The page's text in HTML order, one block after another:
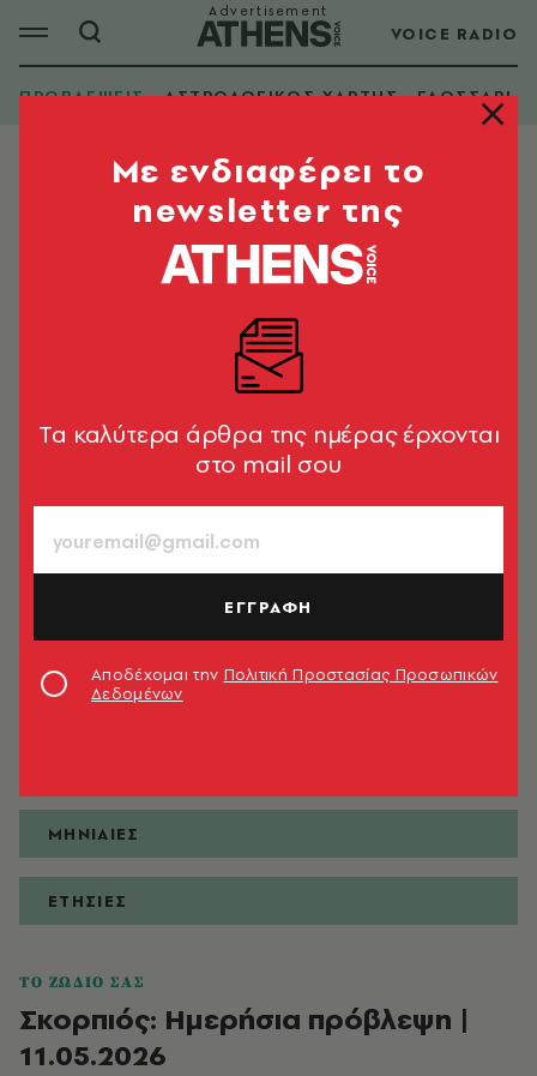
VOICE RADIO
ΠΡΟΒΛΕΨΕΙΣ ΑΣΤΡΟΛΟΓΙΚΟΣ ΧΑΡΤΗΣ ΓΛΩΣΣΑΡΙ
ΠΡΟΒΛΕΨΕΙΣ
ΗΜΕΡΗΣΙΕΣ
ΜΗΝΙΑΙΕΣ
ΕΤΗΣΙΕΣ
ΤΟ ΖΩΔΙΟ ΣΑΣ
Σκορπιός: Ημερήσια πρόβλεψη |
11.05.2026
Mε ενδιαφέρει το
newsletter της
Tα καλύτερα άρθρα της ημέρας έρχονται
στο mail σου
ΕΓΓΡΑΦΗ
Αποδέχομαι την Πολιτική Προστασίας Προσωπικών
Δεδομένων